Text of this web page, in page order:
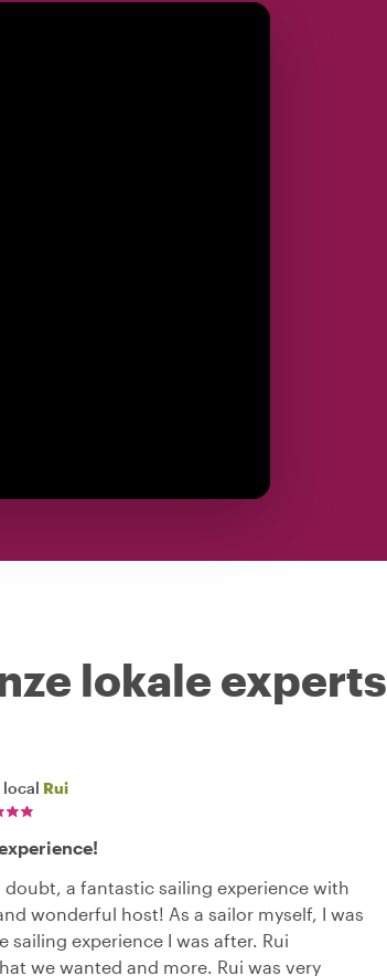
lokale experts
local Rui
a fantastic sailing experience with
wonderful host! As a sailor myself, I was
sailing experience I was after. Rui
we wanted and more. Rui was very